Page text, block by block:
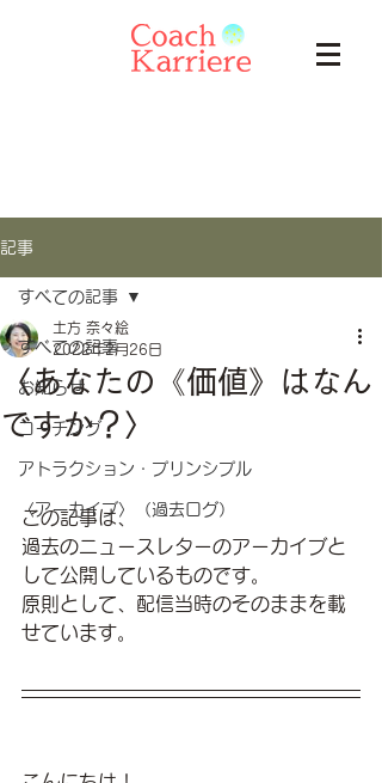
記事
すべての記事
お知らせ
コーチング
アトラクション・プリンシプル
〈アーカイブ〉（過去ログ）
すべての記事
〈あなたの《価値》はなん
ですか？〉
土方 奈々絵
2022年2月26日
この記事は、
過去のニュースレターのアーカイブと
して公開しているものです。
原則として、配信当時のそのままを載
せています。